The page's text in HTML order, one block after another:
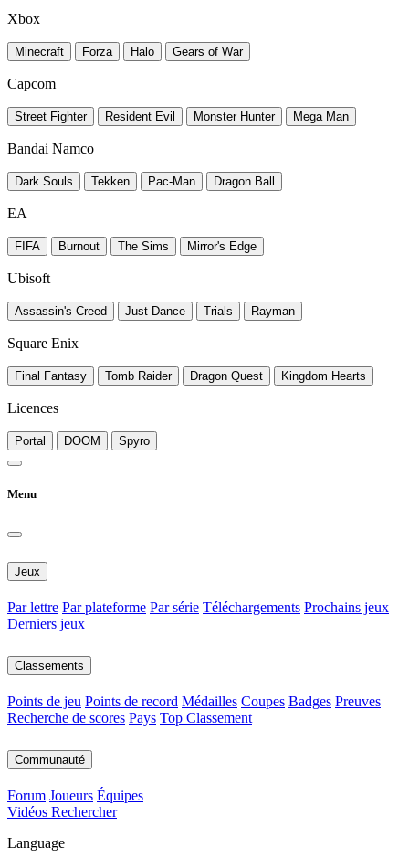
Xbox
Minecraft Forza Halo Gears of War
Capcom
Street Fighter Resident Evil Monster Hunter Mega Man
Bandai Namco
Dark Souls Tekken Pac-Man Dragon Ball
EA
FIFA Burnout The Sims Mirror's Edge
Ubisoft
Assassin's Creed Just Dance Trials Rayman
Square Enix
Final Fantasy Tomb Raider Dragon Quest Kingdom Hearts
Licences
Portal DOOM Spyro
Menu
Jeux
Par lettre Par plateforme Par série Téléchargements Prochains jeux
Derniers jeux
Classements
Points de jeu Points de record Médailles Coupes Badges Preuves
Recherche de scores Pays Top Classement
Communauté
Forum Joueurs Équipes
Vidéos Rechercher
Language